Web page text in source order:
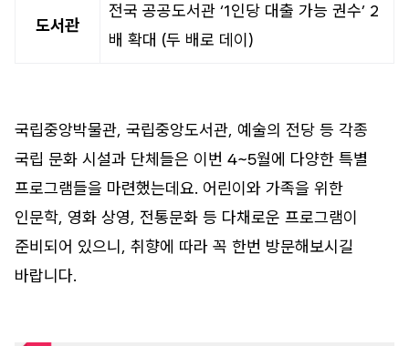
도서관
전국 공공도서관 ‘1인당 대출 가능 권수’ 2
배 확대 (두 배로 데이)
국립중앙박물관, 국립중앙도서관, 예술의 전당 등 각종
국립 문화 시설과 단체들은 이번 4~5월에 다양한 특별
프로그램들을 마련했는데요. 어린이와 가족을 위한
인문학, 영화 상영, 전통문화 등 다채로운 프로그램이
준비되어 있으니, 취향에 따라 꼭 한번 방문해보시길
바랍니다.